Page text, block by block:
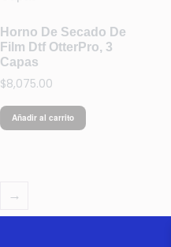
Horno De Secado De
Film Dtf OtterPro, 3
Capas
$8,075.00
Añadir al carrito
→